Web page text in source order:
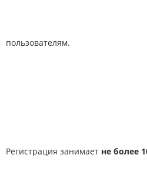
пользователям.
Регистрация занимает не более